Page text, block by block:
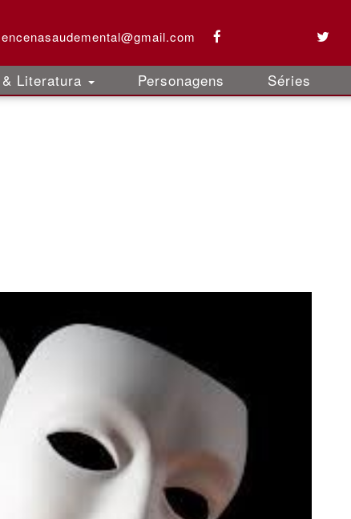
encenasaudemental@gmail.com
Literatura Personagens Séries